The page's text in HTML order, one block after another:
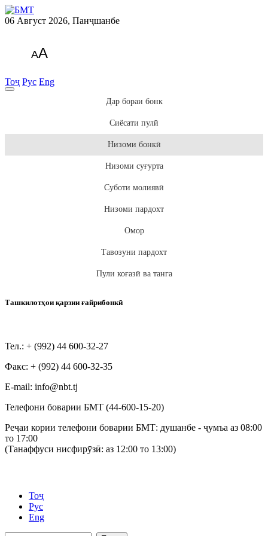
06 Август 2026, Панҷшанбе
AA
Тоҷ Рус Eng
Дар бораи бонк
Сиёсати пулӣ
Низоми бонкӣ
Низоми суғурта
Суботи молиявӣ
Низоми пардохт
Омор
Тавозуни пардохт
Пули коғазӣ ва танга
Ташкилотҳои қарзии ғайрибонкӣ
Тел.: + (992) 44 600-32-27
Факс: + (992) 44 600-32-35
Е-mail: info@nbt.tj
Телефони боварии БМТ (44-600-15-20)
Реҷаи кории телефони боварии БМТ: душанбе - ҷумъа аз 08:00
то 17:00
(Танаффуси нисфирӯзӣ: аз 12:00 то 13:00)
Тоҷ
Рус
Eng